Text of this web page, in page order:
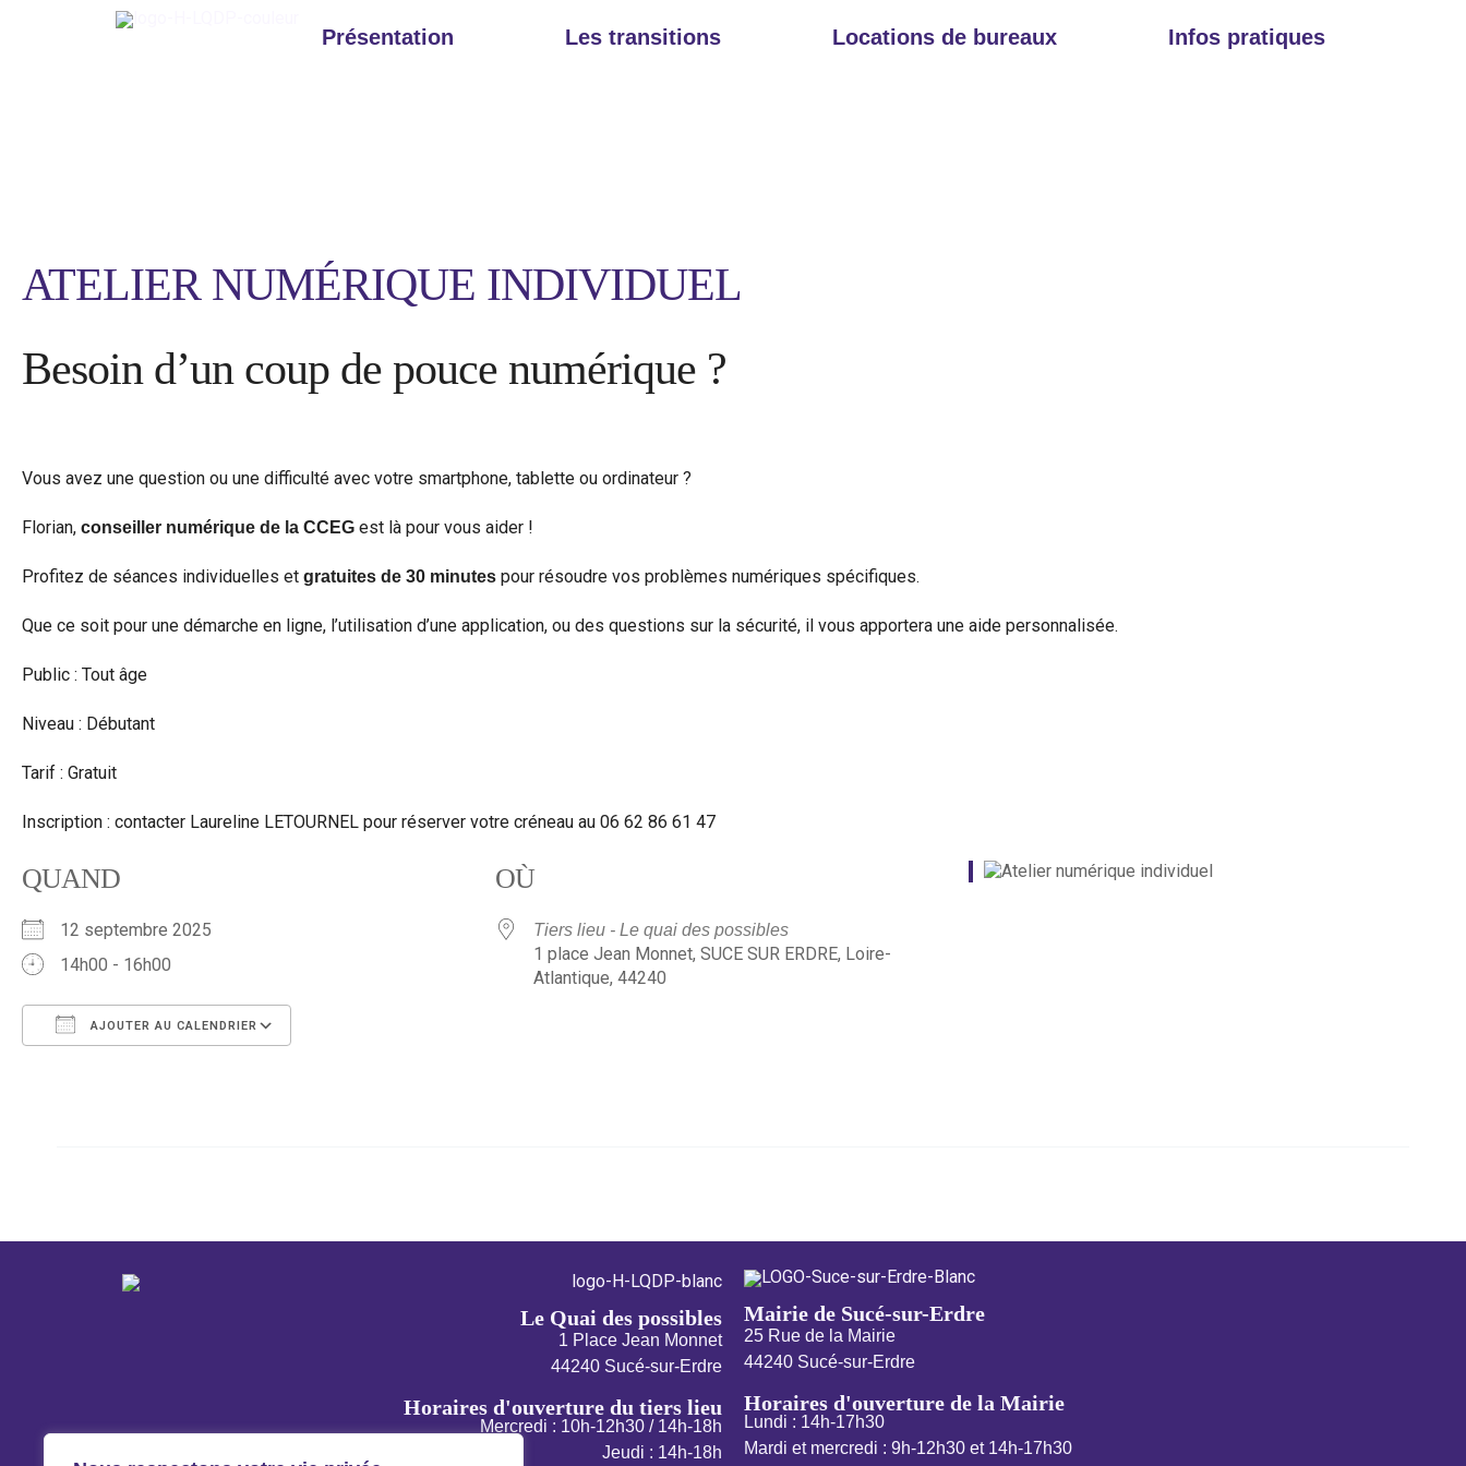
Présentation Les transitions Locations de bureaux Infos pratiques
ATELIER NUMÉRIQUE INDIVIDUEL
Besoin d’un coup de pouce numérique ?
Vous avez une question ou une difficulté avec votre smartphone, tablette ou ordinateur ?
Florian, conseiller numérique de la CCEG est là pour vous aider !
Profitez de séances individuelles et gratuites de 30 minutes pour résoudre vos problèmes numériques spécifiques.
Que ce soit pour une démarche en ligne, l’utilisation d’une application, ou des questions sur la sécurité, il vous apportera une aide personnalisée.
Public : Tout âge
Niveau : Débutant
Tarif : Gratuit
Inscription : contacter Laureline LETOURNEL pour réserver votre créneau au 06 62 86 61 47
QUAND
12 septembre 2025
14h00 - 16h00
AJOUTER AU CALENDRIER
OÙ
Tiers lieu - Le quai des possibles
1 place Jean Monnet, SUCE SUR ERDRE, Loire-
Atlantique, 44240
Le Quai des possibles
1 Place Jean Monnet
44240 Sucé-sur-Erdre
Horaires d'ouverture du tiers lieu
Mercredi : 10h-12h30 / 14h-18h
Jeudi : 14h-18h
Mairie de Sucé-sur-Erdre
25 Rue de la Mairie
44240 Sucé-sur-Erdre
Horaires d'ouverture de la Mairie
Lundi : 14h-17h30
Mardi et mercredi : 9h-12h30 et 14h-17h30